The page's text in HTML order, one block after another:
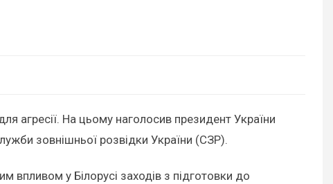
агресії. На цьому наголосив президент України
зовнішньої розвідки України (СЗР).
впливом у Білорусі заходів з підготовки до